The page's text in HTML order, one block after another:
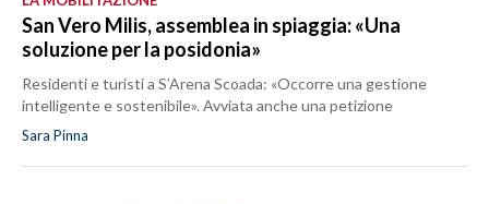
San Vero Milis, assemblea in spiaggia: «Una
soluzione per la posidonia»
Residenti e turisti a S’Arena Scoada: «Occorre una gestione
intelligente e sostenibile». Avviata anche una petizione
Sara Pinna